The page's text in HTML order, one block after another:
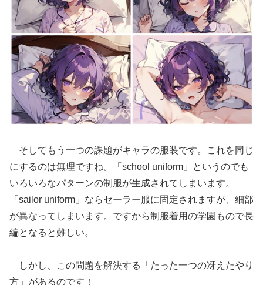
そしてもう一つの課題がキャラの服装です。これを同じ
にするのは無理ですね。「school uniform」というのでも
いろいろなパターンの制服が生成されてしまいます。
「sailor uniform」ならセーラー服に固定されますが、細部
が異なってしまいます。ですから制服着用の学園もので長
編となると難しい。
しかし、この問題を解決する「たった一つの冴えたやり
方」があるのです！